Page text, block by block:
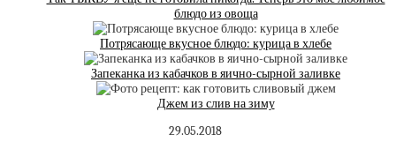
блюдо из овоща
Потрясающе вкусное блюдо: курица в хлебе
Запеканка из кабачков в яично-сырной заливке
Джем из слив на зиму
29.05.2018